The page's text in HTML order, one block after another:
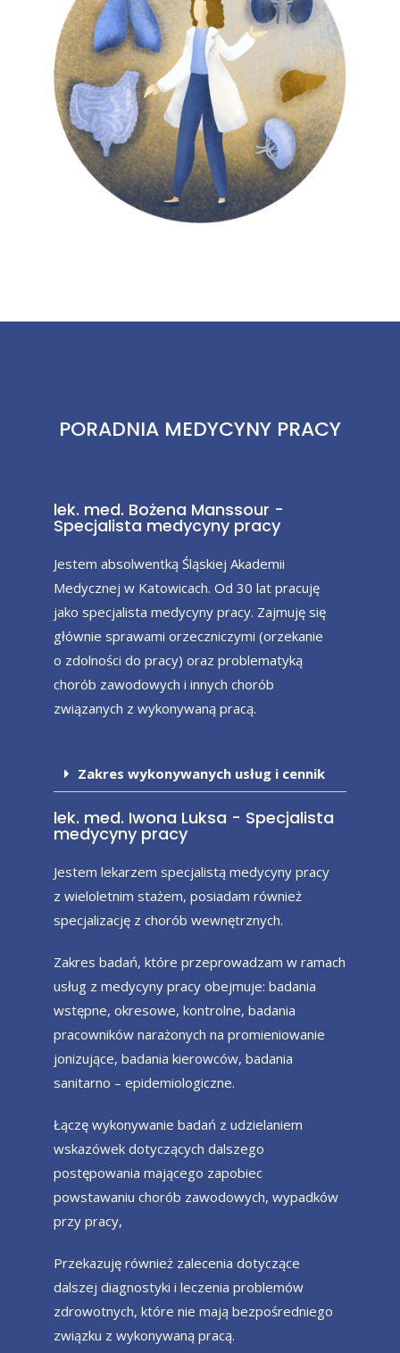
PORADNIA MEDYCYNY PRACY
lek. med. Bożena Manssour -
Specjalista medycyny pracy
Jestem absolwentką Śląskiej Akademii
Medycznej w Katowicach. Od 30 lat pracuję
jako specjalista medycyny pracy. Zajmuję się
głównie sprawami orzeczniczymi (orzekanie
o zdolności do pracy) oraz problematyką
chorób zawodowych i innych chorób
związanych z wykonywaną pracą.
Zakres wykonywanych usług i cennik
lek. med. Iwona Luksa - Specjalista
medycyny pracy
Jestem lekarzem specjalistą medycyny pracy
z wieloletnim stażem, posiadam również
specjalizację z chorób wewnętrznych.
Zakres badań, które przeprowadzam w ramach
usług z medycyny pracy obejmuje: badania
wstępne, okresowe, kontrolne, badania
pracowników narażonych na promieniowanie
jonizujące, badania kierowców, badania
sanitarno – epidemiologiczne.
Łączę wykonywanie badań z udzielaniem
wskazówek dotyczących dalszego
postępowania mającego zapobiec
powstawaniu chorób zawodowych, wypadków
przy pracy,
Przekazuję również zalecenia dotyczące
dalszej diagnostyki i leczenia problemów
zdrowotnych, które nie mają bezpośredniego
związku z wykonywaną pracą.